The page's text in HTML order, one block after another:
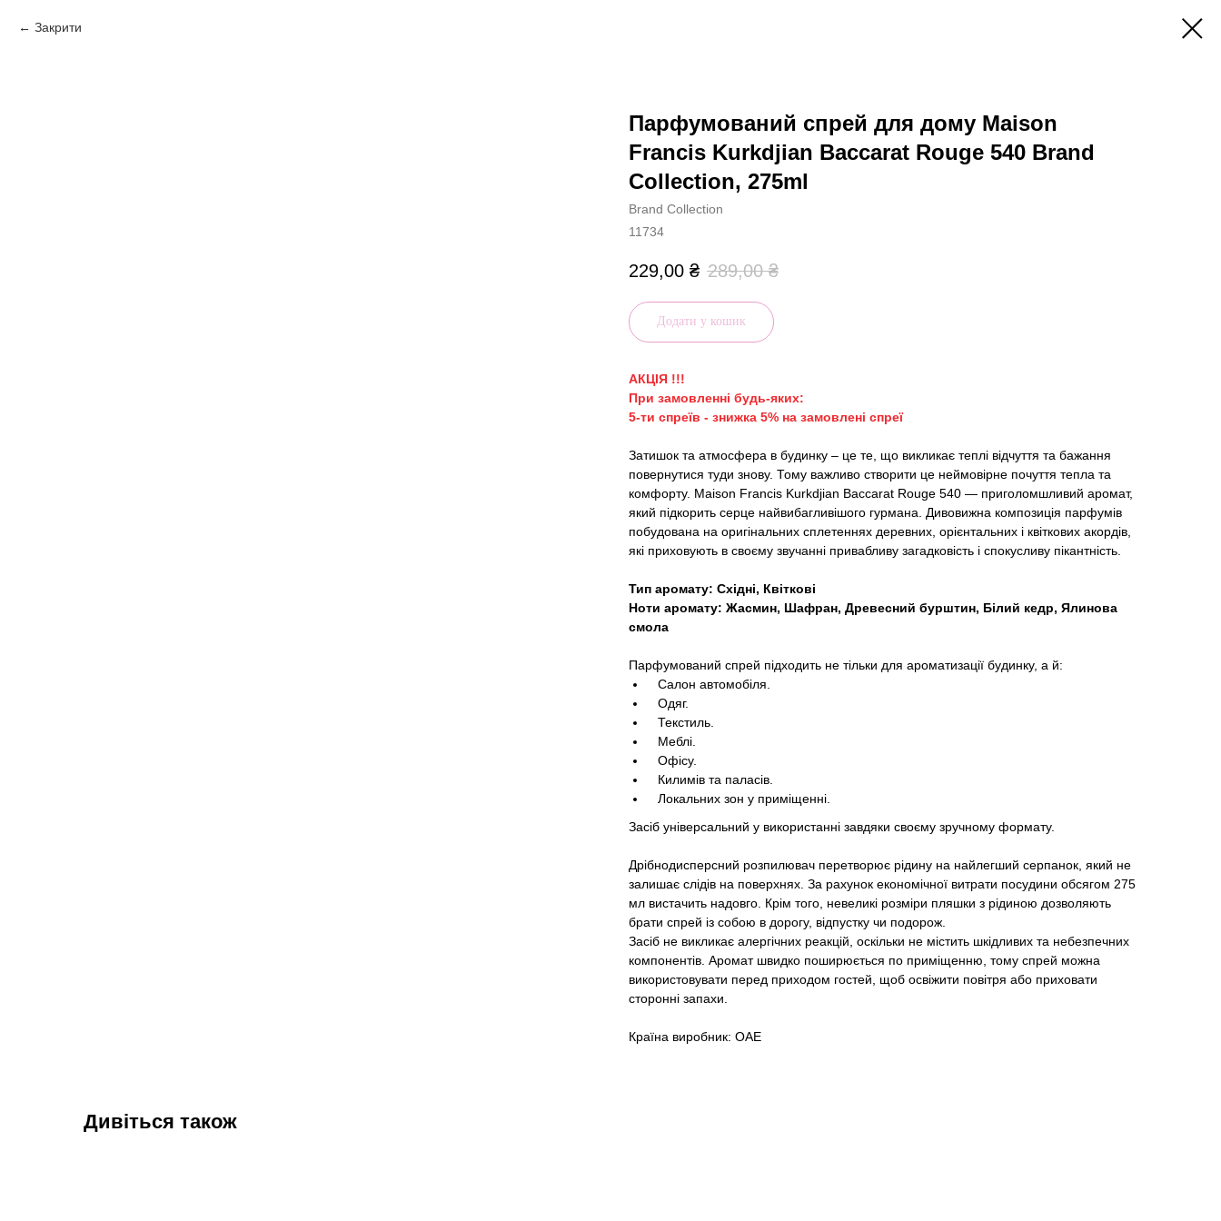
Закрити
Парфумований спрей для дому Maison
Francis Kurkdjian Baccarat Rouge 540 Brand
Collection, 275ml
Brand Collection
11734
229,00 ₴ 289,00 ₴
Додати у кошик
АКЦІЯ !!!
При замовленні будь-яких:
5-ти спреїв - знижка 5% на замовлені спреї
Затишок та атмосфера в будинку – це те, що викликає теплі відчуття та бажання
повернутися туди знову. Тому важливо створити це неймовірне почуття тепла та
комфорту. Maison Francis Kurkdjian Baccarat Rouge 540 — приголомшливий аромат,
який підкорить серце найвибагливішого гурмана. Дивовижна композиція парфумів
побудована на оригінальних сплетеннях деревних, орієнтальних і квіткових акордів,
які приховують в своєму звучанні привабливу загадковість і спокусливу пікантність.
Тип аромату: Східні, Квіткові
Ноти аромату: Жасмин, Шафран, Древесний бурштин, Білий кедр, Ялинова
смола
Парфумований спрей підходить не тільки для ароматизації будинку, а й:
Салон автомобіля.
Одяг.
Текстиль.
Меблі.
Офісу.
Килимів та паласів.
Локальних зон у приміщенні.
Засіб універсальний у використанні завдяки своєму зручному формату.
Дрібнодисперсний розпилювач перетворює рідину на найлегший серпанок, який не
залишає слідів на поверхнях. За рахунок економічної витрати посудини обсягом 275
мл вистачить надовго. Крім того, невеликі розміри пляшки з рідиною дозволяють
брати спрей із собою в дорогу, відпустку чи подорож.
Засіб не викликає алергічних реакцій, оскільки не містить шкідливих та небезпечних
компонентів. Аромат швидко поширюється по приміщенню, тому спрей можна
використовувати перед приходом гостей, щоб освіжити повітря або приховати
сторонні запахи.
Країна виробник: ОАЕ
Дивіться також